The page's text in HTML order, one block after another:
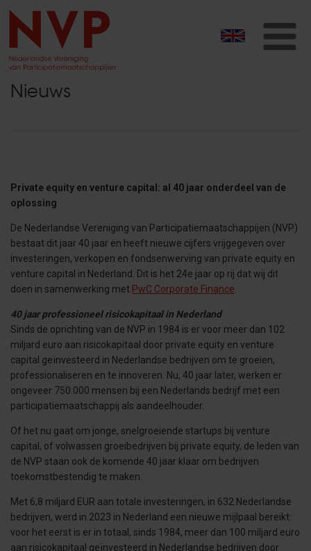
Nieuws
Private equity en venture capital: al 40 jaar onderdeel van de
oplossing
De Nederlandse Vereniging van Participatiemaatschappijen (NVP)
bestaat dit jaar 40 jaar en heeft nieuwe cijfers vrijgegeven over
investeringen, verkopen en fondsenwerving van private equity en
venture capital in Nederland. Dit is het 24e jaar op rij dat wij dit
doen in samenwerking met PwC Corporate Finance
40 jaar professioneel risicokapitaal in Nederland
Sinds de oprichting van de NVP in 1984 is er voor meer dan 102
miljard euro aan risicokapitaal door private equity en venture
capital geïnvesteerd in Nederlandse bedrijven om te groeien,
professionaliseren en te innoveren. Nu, 40 jaar later, werken er
ongeveer 750.000 mensen bij een Nederlands bedrijf met een
participatiemaatschappij als aandeelhouder.
Of het nu gaat om jonge, snelgroeiende startups bij venture
capital, of volwassen groeibedrijven bij private equity, de leden van
de NVP staan ook de komende 40 jaar klaar om bedrijven
toekomstbestendig te maken.
Met 6,8 miljard EUR aan totale investeringen, in 632 Nederlandse
bedrijven, werd in 2023 in Nederland een nieuwe mijlpaal bereikt:
voor het eerst is er in totaal, sinds 1984, meer dan 100 miljard euro
aan risicokapitaal geïnvesteerd in Nederlandse bedrijven door